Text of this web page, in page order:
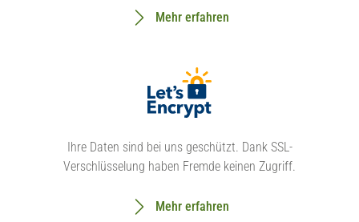
Mehr erfahren
Ihre Daten sind bei uns geschützt. Dank SSL-
Verschlüsselung haben Fremde keinen Zugriff.
Mehr erfahren